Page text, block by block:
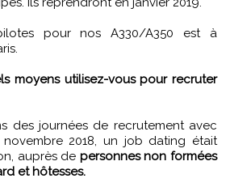
pour nos A330/A350 est à
moyens utilisez-vous pour recruter
des journées de recrutement avec
2018, un job dating était
auprès de personnes non formées
et hôtesses.